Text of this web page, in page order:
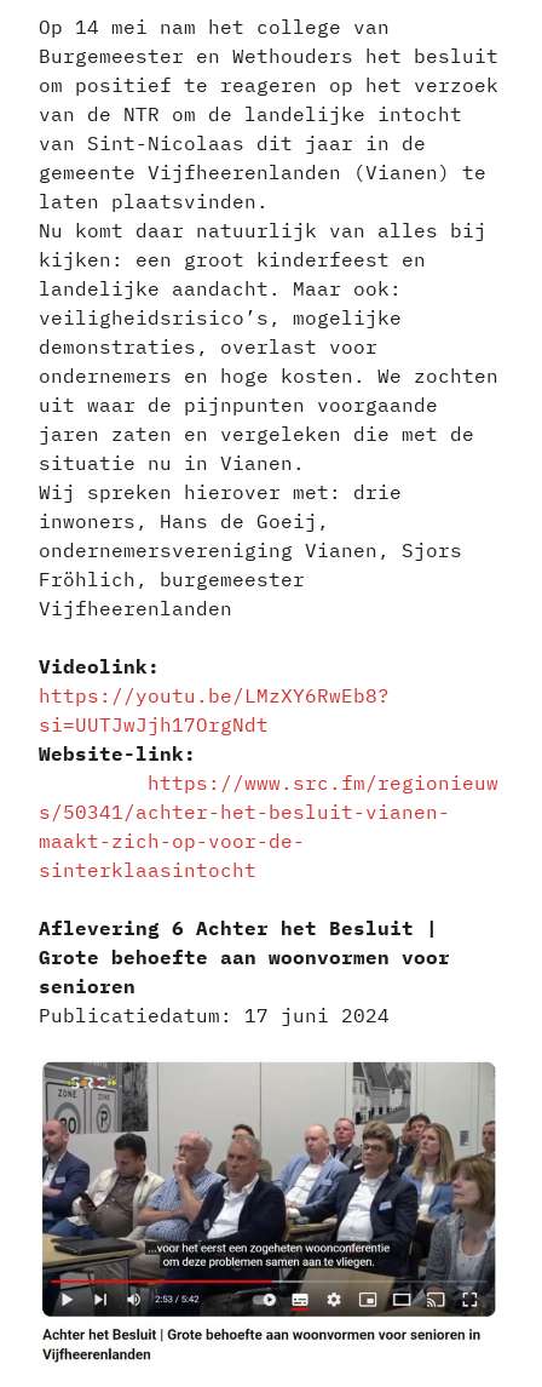
Op 14 mei nam het college van
Burgemeester en Wethouders het besluit
om positief te reageren op het verzoek
van de NTR om de landelijke intocht
van Sint-Nicolaas dit jaar in de
gemeente Vijfheerenlanden (Vianen) te
laten plaatsvinden.
Nu komt daar natuurlijk van alles bij
kijken: een groot kinderfeest en
landelijke aandacht. Maar ook:
veiligheidsrisico’s, mogelijke
demonstraties, overlast voor
ondernemers en hoge kosten. We zochten
uit waar de pijnpunten voorgaande
jaren zaten en vergeleken die met de
situatie nu in Vianen.
Wij spreken hierover met: drie
inwoners, Hans de Goeij,
ondernemersvereniging Vianen, Sjors
Fröhlich, burgemeester
Vijfheerenlanden
Videolink:
https://youtu.be/LMzXY6RwEb8?
si=UUTJwJjh17OrgNdt
Website-link:
https://www.src.fm/regionieuw
s/50341/achter-het-besluit-vianen-
maakt-zich-op-voor-de-
sinterklaasintocht
Aflevering 6 Achter het Besluit |
Grote behoefte aan woonvormen voor
senioren
Publicatiedatum: 17 juni 2024